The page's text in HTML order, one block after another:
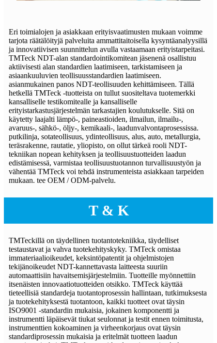
Eri toimialojen ja asiakkaan erityisvaatimusten mukaan voimme
tarjota räätälöityjä palveluita ammattitaitoisella kysyntäanalyysillä
ja innovatiivisen suunnittelun avulla vastaamaan erityistarpeitasi.
TMTeck NDT-alan standardointikomitean jäsenenä osallistuu
aktiivisesti alan standardien laatimiseen, tarkistamiseen ja
asiaankuuluvien teollisuusstandardien laatimiseen.
asianmukainen panos NDT-teollisuuden kehittämiseen. Tällä
hetkellä TMTeck -tuotteista on tullut suositeltava tuotemerkki
kansalliselle testikomitealle ja kansalliselle
erityistarkastusjärjestelmän tarkastajien koulutukselle. Sitä on
käytetty laajalti lämpö-, paineastioiden, ilmailun, ilmailu-,
avaruus-, sähkö-, öljy-, kemikaali-, laadunvalvontaprosessissa.
putkilinja, sotateollisuus, ydinteollisuus, alus, auto, metallurgia,
teräsrakenne, rautatie, yliopisto, on ollut tärkeä rooli NDT-
tekniikan nopean kehityksen ja teollisuustuotteiden laadun
edistämisessä, varmistaa teollisuustuotannon turvallisuustyön ja
vähentää TMTeck voi tehdä instrumenteista asiakkaan tarpeiden
mukaan. tee OEM / ODM-palvelu.
T & K
TMTeckillä on täydellinen tuotantotekniikka, täydelliset
testaustavat ja vahva tuotekehityskyky. TMTeck omistaa
immateriaalioikeudet, keksintöpatentit ja ohjelmistojen
tekijänoikeudet NDT-kannettavasta laitteesta suuriin
automaattisiin havaitsemisjärjestelmiin. Tuotteille myönnettiin
itsenäisten innovaatiotuotteiden otsikko. TMTeck käyttää
tieteellisiä standardeja tuotantoprosessin hallintaan, tutkimuksesta
ja tuotekehityksestä tuotantoon, kaikki tuotteet ovat täysin
ISO9001 -standardin mukaisia, jokainen komponentti ja
instrumentti läpäisevät tiukat seulonnat ja testit ennen toimitusta,
instrumenttien kokoaminen ja virheenkorjaus ovat täysin
standardiprosessin mukaisia ja eritelmät tuotteen laadun